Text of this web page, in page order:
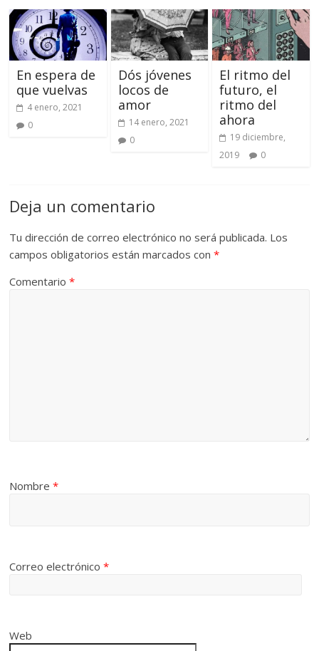
En espera de
que vuelvas
4 enero, 2021
0
Dós jóvenes
locos de
amor
14 enero, 2021
0
El ritmo del
futuro, el
ritmo del
ahora
19 diciembre,
2019
0
Deja un comentario
Tu dirección de correo electrónico no será publicada. Los
campos obligatorios están marcados con*
Comentario*
Nombre*
Correo electrónico*
Web